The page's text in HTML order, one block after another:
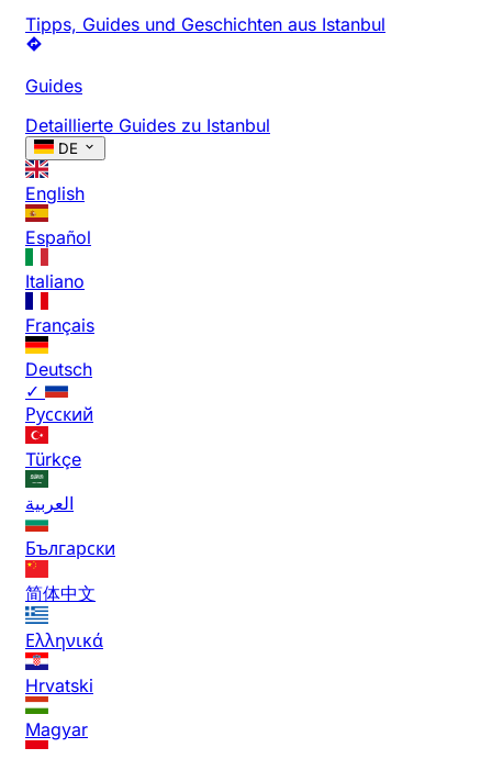
Tipps, Guides und Geschichten aus Istanbul
Guides
Detaillierte Guides zu Istanbul
DE
English
Español
Italiano
Français
Deutsch
✓
Русский
Türkçe
العربية
Български
简体中文
Ελληνικά
Hrvatski
Magyar